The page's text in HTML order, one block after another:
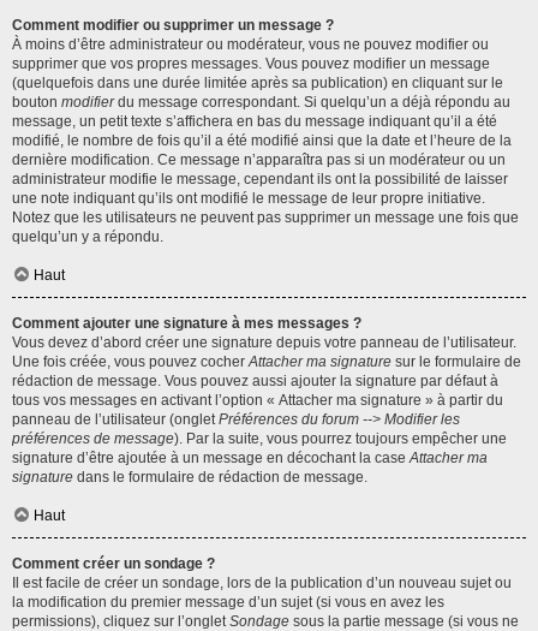
Comment modifier ou supprimer un message ?
À moins d’être administrateur ou modérateur, vous ne pouvez modifier ou
supprimer que vos propres messages. Vous pouvez modifier un message
(quelquefois dans une durée limitée après sa publication) en cliquant sur le
bouton modifierdu message correspondant. Si quelqu’un a déjà répondu au
message, un petit texte s’affichera en bas du message indiquant qu’il a été
modifié, le nombre de fois qu’il a été modifié ainsi que la date et l’heure de la
dernière modification. Ce message n’apparaîtra pas si un modérateur ou un
administrateur modifie le message, cependant ils ont la possibilité de laisser
une note indiquant qu’ils ont modifié le message de leur propre initiative.
Notez que les utilisateurs ne peuvent pas supprimer un message une fois que
quelqu’un y a répondu.
Haut
Comment ajouter une signature à mes messages ?
Vous devez d’abord créer une signature depuis votre panneau de l’utilisateur.
Une fois créée, vous pouvez cocherAttacher ma signature sur le formulaire de
rédaction de message. Vous pouvez aussi ajouter la signature par défaut à
tous vos messages en activant l’option « Attacher ma signature » à partir du
panneau de l’utilisateur (ongletPréférences du forum --> Modifier les
préférences de message). Par la suite, vous pourrez toujours empêcher une
signature d’être ajoutée à un message en décochant la caseAttacher ma
signature dans le formulaire de rédaction de message.
Haut
Comment créer un sondage ?
Il est facile de créer un sondage, lors de la publication d’un nouveau sujet ou
la modification du premier message d’un sujet (si vous en avez les
permissions), cliquez sur l’ongletSondage sous la partie message (si vous ne